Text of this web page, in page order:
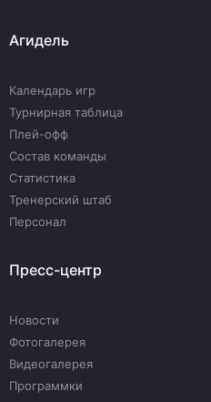
Агидель
Календарь игр
Турнирная таблица
Плей-офф
Состав команды
Статистика
Тренерский штаб
Персонал
Пресс-центр
Новости
Фотогалерея
Видеогалерея
Программки